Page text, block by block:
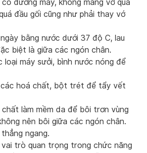
đường may, không mang vớ quá
đầu gối cũng như phải thay vớ
bằng nước dưới 37 độ C, lau
biệt là giữa các ngón chân.
loại máy sưởi, bình nước nóng để
các hoá chất, bột trét để tẩy vết
làm mềm da để bôi trơn vùng
nên bôi giữa các ngón chân.
ngang.
trò quan trọng trong chức năng